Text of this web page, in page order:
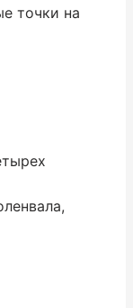
точки на